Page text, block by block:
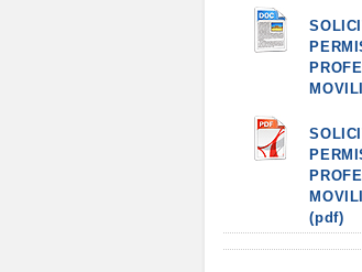
(pdf)